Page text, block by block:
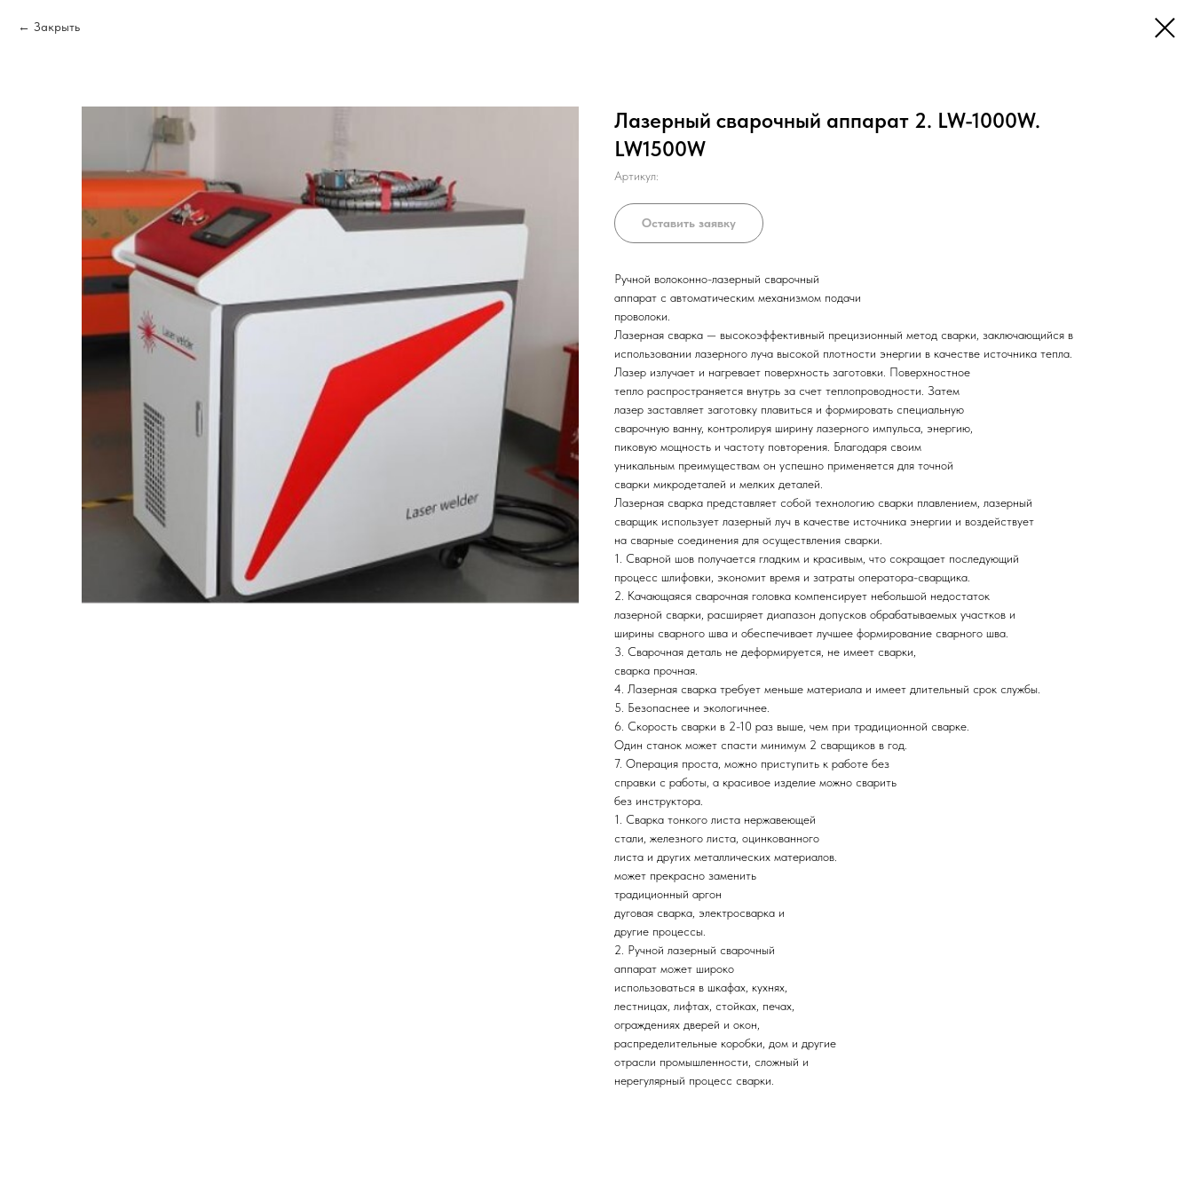
Закрыть
Лазерный сварочный аппарат 2. LW-1000W.
LW1500W
Артикул:
Оставить заявку
Ручной волоконно-лазерный сварочный
аппарат с автоматическим механизмом подачи
проволоки.
Лазерная сварка — высокоэффективный прецизионный метод сварки, заключающийся в
использовании лазерного луча высокой плотности энергии в качестве источника тепла.
Лазер излучает и нагревает поверхность заготовки. Поверхностное
тепло распространяется внутрь за счет теплопроводности. Затем
лазер заставляет заготовку плавиться и формировать специальную
сварочную ванну, контролируя ширину лазерного импульса, энергию,
пиковую мощность и частоту повторения. Благодаря своим
уникальным преимуществам он успешно применяется для точной
сварки микродеталей и мелких деталей.
Лазерная сварка представляет собой технологию сварки плавлением, лазерный
сварщик использует лазерный луч в качестве источника энергии и воздействует
на сварные соединения для осуществления сварки.
1. Сварной шов получается гладким и красивым, что сокращает последующий
процесс шлифовки, экономит время и затраты оператора-сварщика.
2. Качающаяся сварочная головка компенсирует небольшой недостаток
лазерной сварки, расширяет диапазон допусков обрабатываемых участков и
ширины сварного шва и обеспечивает лучшее формирование сварного шва.
3. Сварочная деталь не деформируется, не имеет сварки,
сварка прочная.
4. Лазерная сварка требует меньше материала и имеет длительный срок службы.
5. Безопаснее и экологичнее.
6. Скорость сварки в 2-10 раз выше, чем при традиционной сварке.
Один станок может спасти минимум 2 сварщиков в год.
7. Операция проста, можно приступить к работе без
справки с работы, а красивое изделие можно сварить
без инструктора.
1. Сварка тонкого листа нержавеющей
стали, железного листа, оцинкованного
листа и других металлических материалов.
может прекрасно заменить
традиционный аргон
дуговая сварка, электросварка и
другие процессы.
2. Ручной лазерный сварочный
аппарат может широко
использоваться в шкафах, кухнях,
лестницах, лифтах, стойках, печах,
ограждениях дверей и окон,
распределительные коробки, дом и другие
отрасли промышленности, сложный и
нерегулярный процесс сварки.